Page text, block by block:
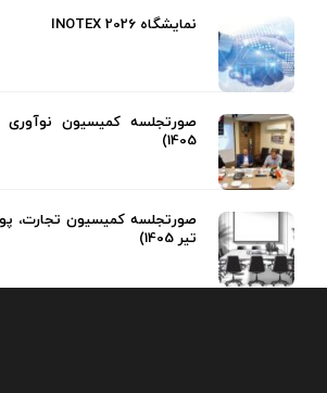
نمایشگاه INOTEX 2026
1405)
تیر 1405)